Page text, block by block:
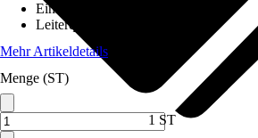
Einheit
Leiterquerschnitt
Mehr Artikeldetails
Menge (ST)
1 ST